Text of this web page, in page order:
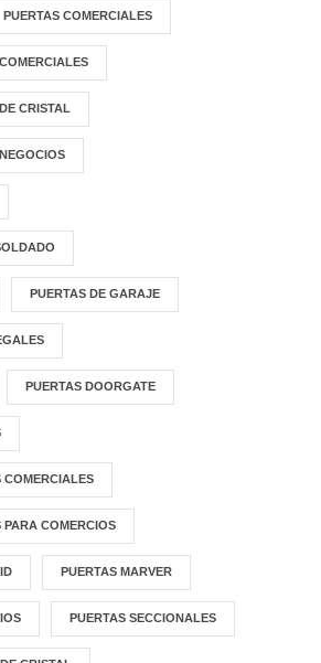
PUERTAS COMERCIALES
CRISTAL
PUERTAS DE GARAJE
PUERTAS DOORGATE
COMERCIALES
COMERCIOS
PUERTAS MARVER
PUERTAS SECCIONALES